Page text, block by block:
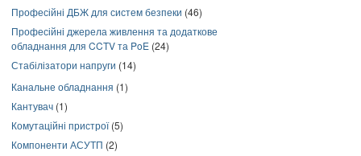
Професійні ДБЖ для систем безпеки (46)
Професійні джерела живлення та додаткове
обладнання для CCTV та PoE (24)
Стабілізатори напруги (14)
Канальне обладнання (1)
Кантувач (1)
Комутаційні пристрої(5)
Компоненти АСУТП (2)